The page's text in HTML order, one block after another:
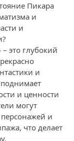
Пикара
и
и
это глубокий
и
и ценности
могут
и
что делает